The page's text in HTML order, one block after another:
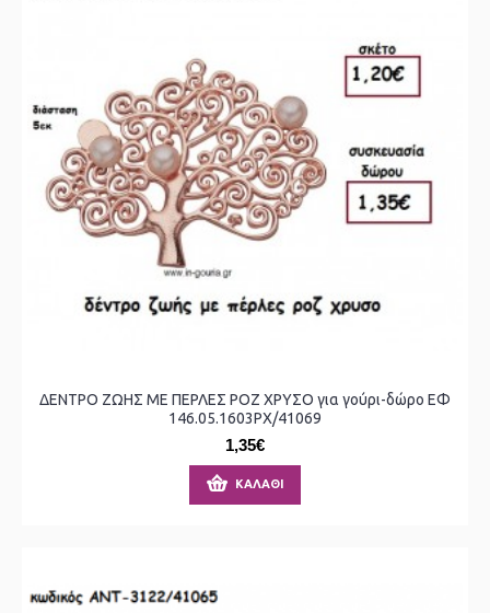
ΔΕΝΤΡΟ ΖΩΗΣ ΜΕ ΠΕΡΛΕΣ ΡΟΖ ΧΡΥΣΟ για γούρι-δώρο ΕΦ
146.05.1603ΡΧ/41069
1,35€
ΚΑΛΆΘΙ